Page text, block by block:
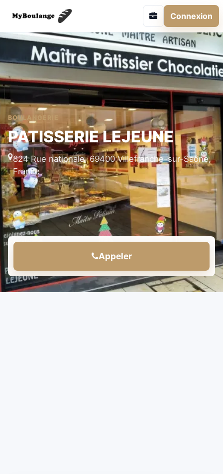
Connexion
BOULANGERIE
PATISSERIE LEJEUNE
824 Rue nationale, 69400 Villefranche-sur-Saône,
France
Appeler